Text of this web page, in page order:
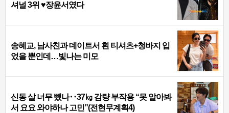
셔널 3위 ♥장윤서였다
송혜교, 남사친과 데이트서 흰 티셔츠+청바지 입
었을 뿐인데…빛나는 미모
신동 살 너무 뺐나‥37㎏ 감량 부작용 “못 알아봐
서 요요 와야하나 고민”(전현무계획4)